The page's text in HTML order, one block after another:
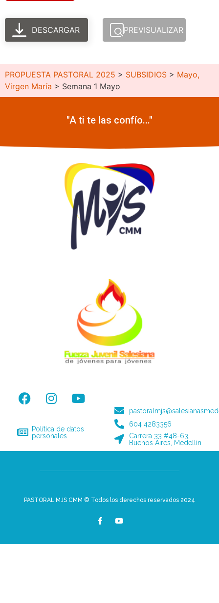
DESCARGAR PREVISUALIZAR
PROPUESTA PASTORAL 2025 > SUBSIDIOS > Mayo,
Virgen María > Semana 1 Mayo
"A ti te las confío..."
Política de datos
personales
604 4283356
Carrera 33 #48-63,
Buenos Aires, Medellín
PASTORAL MJS CMM © Todos los derechos reservados 2024